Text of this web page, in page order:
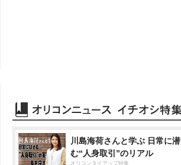
川島海荷さんと学ぶ 日常に潜
む“人身取引”のリアル
オリコンタイアップ特集